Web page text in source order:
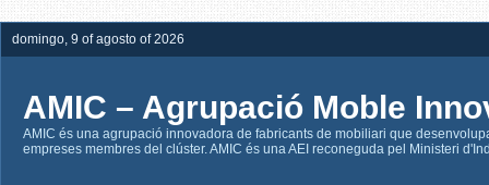
domingo, 9 of agosto of 2026
AMIC – Agrupació Moble
AMIC és una agrupació innovadora de fabricants de mobiliari que
empreses membres del clúster. AMIC és una AEI reconeguda pel Ministeri